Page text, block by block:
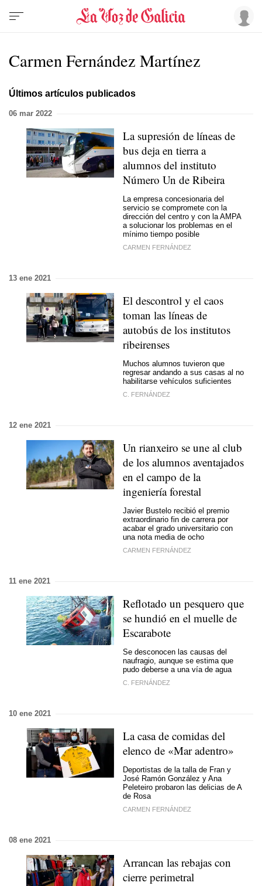
Carmen Fernández Martínez
Últimos artículos publicados
06 mar 2022
La supresión de líneas de
bus deja en tierra a
alumnos del instituto
Número Un de Ribeira
La empresa concesionaria del
servicio se compromete con la
dirección del centro y con la AMPA
a solucionar los problemas en el
mínimo tiempo posible
CARMEN FERNÁNDEZ
13 ene 2021
El descontrol y el caos
toman las líneas de
autobús de los institutos
ribeirenses
Muchos alumnos tuvieron que
regresar andando a sus casas al no
habilitarse vehículos suficientes
C. FERNÁNDEZ
12 ene 2021
Un rianxeiro se une al club
de los alumnos aventajados
en el campo de la
ingeniería forestal
Javier Bustelo recibió el premio
extraordinario fin de carrera por
acabar el grado universitario con
una nota media de ocho
CARMEN FERNÁNDEZ
11 ene 2021
Reflotado un pesquero que
se hundió en el muelle de
Escarabote
Se desconocen las causas del
naufragio, aunque se estima que
pudo deberse a una vía de agua
C. FERNÁNDEZ
10 ene 2021
La casa de comidas del
elenco de «Mar adentro»
Deportistas de la talla de Fran y
José Ramón González y Ana
Peleteiro probaron las delicias de A
de Rosa
CARMEN FERNÁNDEZ
08 ene 2021
Arrancan las rebajas con
cierre perimetral